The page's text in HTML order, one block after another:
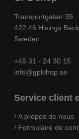
Transportgatan 39
422 46 Hisings
Sweden
+46 31 - 24 30 15
info@gplshop.se
Service client
A propos de nous
Formulaire de